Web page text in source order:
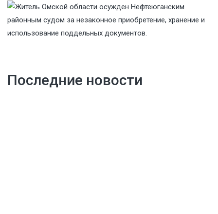
Последние новости